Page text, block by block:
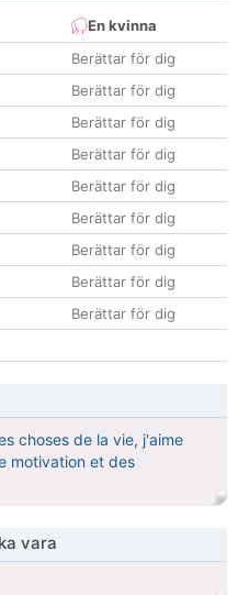
En kvinna
Berättar för dig
Berättar för dig
Berättar för dig
Berättar för dig
Berättar för dig
Berättar för dig
Berättar för dig
Berättar för dig
Berättar för dig
choses de la vie, j'aime
motivation et des
vara